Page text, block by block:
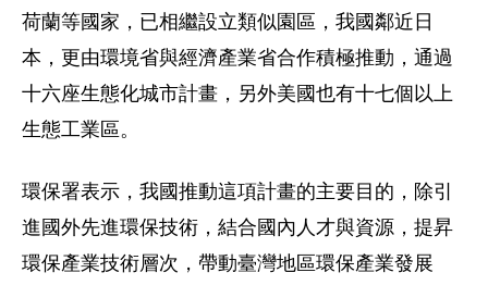
荷蘭等國家，已相繼設立類似園區，我國鄰近日
本，更由環境省與經濟產業省合作積極推動，通過
十六座生態化城市計畫，另外美國也有十七個以上
生態工業區。
環保署表示，我國推動這項計畫的主要目的，除引
進國外先進環保技術，結合國內人才與資源，提昇
環保產業技術層次，帶動臺灣地區環保產業發展